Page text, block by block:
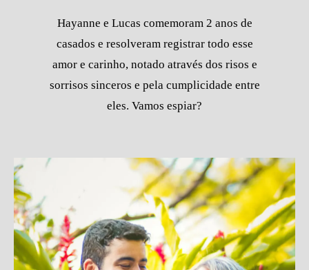
Hayanne e Lucas comemoram 2 anos de
casados e resolveram registrar todo esse
amor e carinho, notado através dos risos e
sorrisos sinceros e pela cumplicidade entre
eles. Vamos espiar?